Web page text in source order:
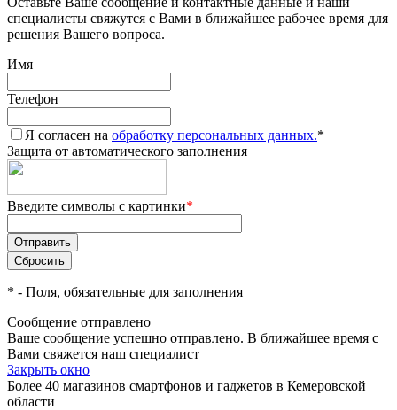
специалисты свяжутся с Вами в ближайшее рабочее время для
решения Вашего вопроса.
Имя
Телефон
Я согласен на обработку персональных данных.*
Защита от автоматического заполнения
Введите символы с картинки*
* - Поля, обязательные для заполнения
Сообщение отправлено
Ваше сообщение успешно отправлено. В ближайшее время с
Вами свяжется наш специалист
Закрыть окно
Более 40 магазинов смартфонов и гаджетов в Кемеровской
области